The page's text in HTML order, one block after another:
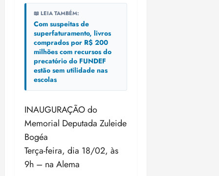
📖 LEIA TAMBÉM:
Com suspeitas de
superfaturamento, livros
comprados por R$ 200
milhões com recursos do
precatório do FUNDEF
estão sem utilidade nas
escolas
INAUGURAÇÃO do
Memorial Deputada Zuleide
Bogéa
Terça-feira, dia 18/02, às
9h – na Alema